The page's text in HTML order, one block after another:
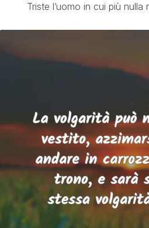
Triste l’uomo in cui più nulla